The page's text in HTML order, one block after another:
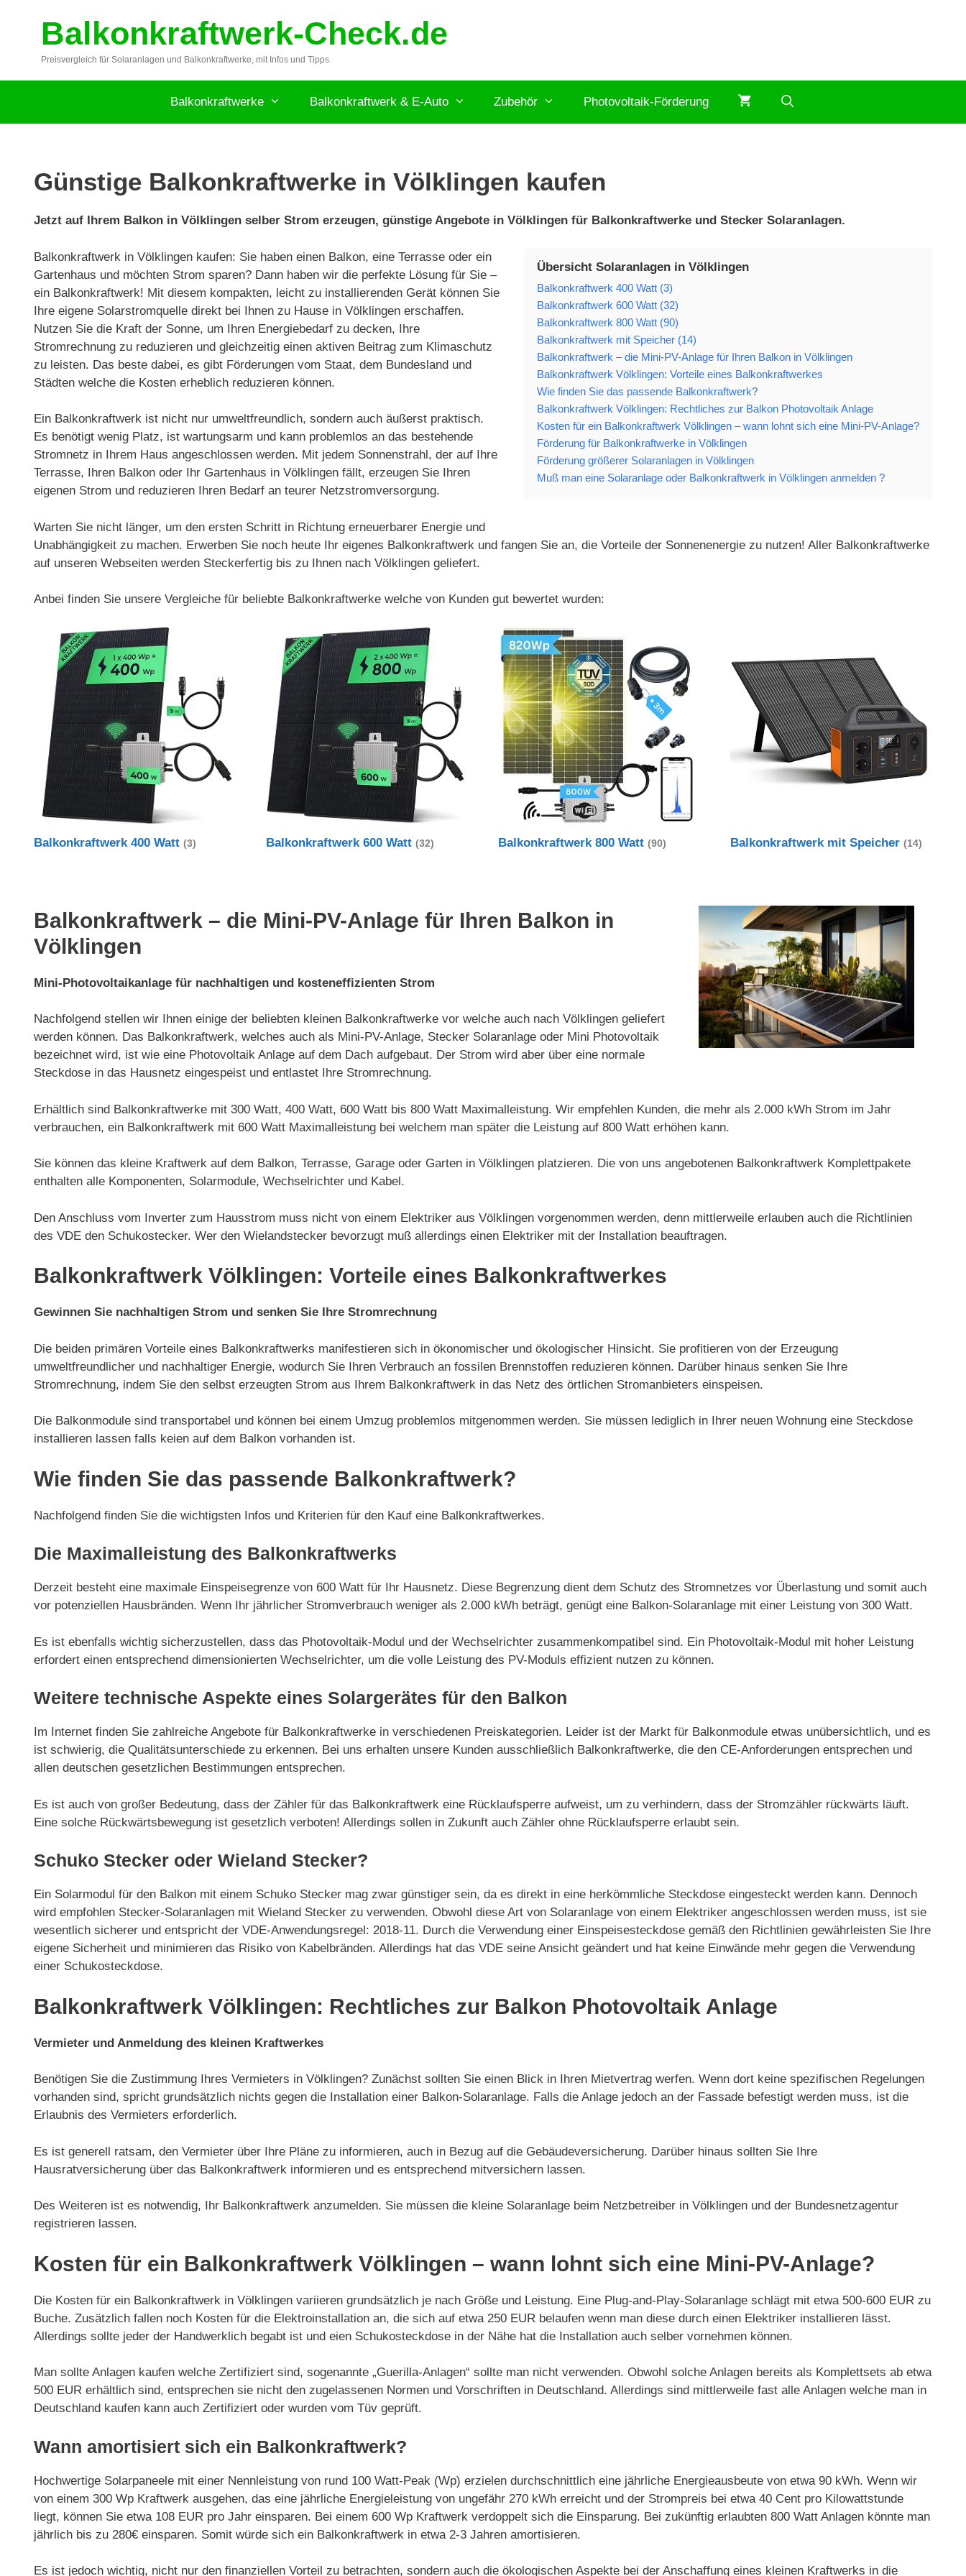
springenBalkonkraftwerk-Check.de
Preisvergleich für Solaranlagen und Balkonkraftwerke, mit Infos und Tipps
Balkonkraftwerke Balkonkraftwerk & E-Auto Zubehör Photovoltaik-Förderung
Günstige Balkonkraftwerke in Völklingen kaufen
Jetzt auf Ihrem Balkon in Völklingen selber Strom erzeugen, günstige Angebote in Völklingen für Balkonkraftwerke und Stecker Solaranlagen.
Übersicht Solaranlagen in Völklingen
Balkonkraftwerk 400 Watt (3)
Balkonkraftwerk 600 Watt (32)
Balkonkraftwerk 800 Watt (90)
Balkonkraftwerk mit Speicher (14)
Balkonkraftwerk – die Mini-PV-Anlage für Ihren Balkon in Völklingen
Balkonkraftwerk Völklingen: Vorteile eines Balkonkraftwerkes
Wie finden Sie das passende Balkonkraftwerk?
Balkonkraftwerk Völklingen: Rechtliches zur Balkon Photovoltaik Anlage
Kosten für ein Balkonkraftwerk Völklingen – wann lohnt sich eine Mini-PV-Anlage?
Förderung für Balkonkraftwerke in Völklingen
Förderung größerer Solaranlagen in Völklingen
Muß man eine Solaranlage oder Balkonkraftwerk in Völklingen anmelden ?
Balkonkraftwerk in Völklingen kaufen: Sie haben einen Balkon, eine Terrasse oder ein
Gartenhaus und möchten Strom sparen? Dann haben wir die perfekte Lösung für Sie –
ein Balkonkraftwerk! Mit diesem kompakten, leicht zu installierenden Gerät können Sie
Ihre eigene Solarstromquelle direkt bei Ihnen zu Hause in Völklingen erschaffen.
Nutzen Sie die Kraft der Sonne, um Ihren Energiebedarf zu decken, Ihre
Stromrechnung zu reduzieren und gleichzeitig einen aktiven Beitrag zum Klimaschutz
zu leisten. Das beste dabei, es gibt Förderungen vom Staat, dem Bundesland und
Städten welche die Kosten erheblich reduzieren können.
Ein Balkonkraftwerk ist nicht nur umweltfreundlich, sondern auch äußerst praktisch.
Es benötigt wenig Platz, ist wartungsarm und kann problemlos an das bestehende
Stromnetz in Ihrem Haus angeschlossen werden. Mit jedem Sonnenstrahl, der auf Ihre
Terrasse, Ihren Balkon oder Ihr Gartenhaus in Völklingen fällt, erzeugen Sie Ihren
eigenen Strom und reduzieren Ihren Bedarf an teurer Netzstromversorgung.
Warten Sie nicht länger, um den ersten Schritt in Richtung erneuerbarer Energie und
Unabhängigkeit zu machen. Erwerben Sie noch heute Ihr eigenes Balkonkraftwerk und fangen Sie an, die Vorteile der Sonnenenergie zu nutzen! Aller Balkonkraftwerke
auf unseren Webseiten werden Steckerfertig bis zu Ihnen nach Völklingen geliefert.
Anbei finden Sie unsere Vergleiche für beliebte Balkonkraftwerke welche von Kunden gut bewertet wurden:
Balkonkraftwerk 400 Watt (3) Balkonkraftwerk 600 Watt(32) Balkonkraftwerk 800 Watt(90) Balkonkraftwerk mit Speicher(14)
Balkonkraftwerk – die Mini-PV-Anlage für Ihren Balkon in
Völklingen
Mini-Photovoltaikanlage für nachhaltigen und kosteneffizienten Strom
Nachfolgend stellen wir Ihnen einige der beliebten kleinen Balkonkraftwerke vor welche auch nach Völklingen geliefert
werden können. Das Balkonkraftwerk, welches auch als Mini-PV-Anlage, Stecker Solaranlage oder Mini Photovoltaik
bezeichnet wird, ist wie eine Photovoltaik Anlage auf dem Dach aufgebaut. Der Strom wird aber über eine normale
Steckdose in das Hausnetz eingespeist und entlastet Ihre Stromrechnung.
Erhältlich sind Balkonkraftwerke mit 300 Watt, 400 Watt, 600 Watt bis 800 Watt Maximalleistung. Wir empfehlen Kunden, die mehr als 2.000 kWh Strom im Jahr
verbrauchen, ein Balkonkraftwerk mit 600 Watt Maximalleistung bei welchem man später die Leistung auf 800 Watt erhöhen kann.
Sie können das kleine Kraftwerk auf dem Balkon, Terrasse, Garage oder Garten in Völklingen platzieren. Die von uns angebotenen Balkonkraftwerk Komplettpakete
enthalten alle Komponenten, Solarmodule, Wechselrichter und Kabel.
Den Anschluss vom Inverter zum Hausstrom muss nicht von einem Elektriker aus Völklingen vorgenommen werden, denn mittlerweile erlauben auch die Richtlinien
des VDE den Schukostecker. Wer den Wielandstecker bevorzugt muß allerdings einen Elektriker mit der Installation beauftragen.
Balkonkraftwerk Völklingen: Vorteile eines Balkonkraftwerkes
Gewinnen Sie nachhaltigen Strom und senken Sie Ihre Stromrechnung
Die beiden primären Vorteile eines Balkonkraftwerks manifestieren sich in ökonomischer und ökologischer Hinsicht. Sie profitieren von der Erzeugung
umweltfreundlicher und nachhaltiger Energie, wodurch Sie Ihren Verbrauch an fossilen Brennstoffen reduzieren können. Darüber hinaus senken Sie Ihre
Stromrechnung, indem Sie den selbst erzeugten Strom aus Ihrem Balkonkraftwerk in das Netz des örtlichen Stromanbieters einspeisen.
Die Balkonmodule sind transportabel und können bei einem Umzug problemlos mitgenommen werden. Sie müssen lediglich in Ihrer neuen Wohnung eine Steckdose
installieren lassen falls keien auf dem Balkon vorhanden ist.
Wie finden Sie das passende Balkonkraftwerk?
Nachfolgend finden Sie die wichtigsten Infos und Kriterien für den Kauf eine Balkonkraftwerkes.
Die Maximalleistung des Balkonkraftwerks
Derzeit besteht eine maximale Einspeisegrenze von 600 Watt für Ihr Hausnetz. Diese Begrenzung dient dem Schutz des Stromnetzes vor Überlastung und somit auch
vor potenziellen Hausbränden. Wenn Ihr jährlicher Stromverbrauch weniger als 2.000 kWh beträgt, genügt eine Balkon-Solaranlage mit einer Leistung von 300 Watt.
Es ist ebenfalls wichtig sicherzustellen, dass das Photovoltaik-Modul und der Wechselrichter zusammenkompatibel sind. Ein Photovoltaik-Modul mit hoher Leistung
erfordert einen entsprechend dimensionierten Wechselrichter, um die volle Leistung des PV-Moduls effizient nutzen zu können.
Weitere technische Aspekte eines Solargerätes für den Balkon
Im Internet finden Sie zahlreiche Angebote für Balkonkraftwerke in verschiedenen Preiskategorien. Leider ist der Markt für Balkonmodule etwas unübersichtlich, und es
ist schwierig, die Qualitätsunterschiede zu erkennen. Bei uns erhalten unsere Kunden ausschließlich Balkonkraftwerke, die den CE-Anforderungen entsprechen und
allen deutschen gesetzlichen Bestimmungen entsprechen.
Es ist auch von großer Bedeutung, dass der Zähler für das Balkonkraftwerk eine Rücklaufsperre aufweist, um zu verhindern, dass der Stromzähler rückwärts läuft.
Eine solche Rückwärtsbewegung ist gesetzlich verboten! Allerdings sollen in Zukunft auch Zähler ohne Rücklaufsperre erlaubt sein.
Schuko Stecker oder Wieland Stecker?
Ein Solarmodul für den Balkon mit einem Schuko Stecker mag zwar günstiger sein, da es direkt in eine herkömmliche Steckdose eingesteckt werden kann. Dennoch
wird empfohlen Stecker-Solaranlagen mit Wieland Stecker zu verwenden. Obwohl diese Art von Solaranlage von einem Elektriker angeschlossen werden muss, ist sie
wesentlich sicherer und entspricht der VDE-Anwendungsregel: 2018-11. Durch die Verwendung einer Einspeisesteckdose gemäß den Richtlinien gewährleisten Sie Ihre
eigene Sicherheit und minimieren das Risiko von Kabelbränden. Allerdings hat das VDE seine Ansicht geändert und hat keine Einwände mehr gegen die Verwendung
einer Schukosteckdose.
Balkonkraftwerk Völklingen: Rechtliches zur Balkon Photovoltaik Anlage
Vermieter und Anmeldung des kleinen Kraftwerkes
Benötigen Sie die Zustimmung Ihres Vermieters in Völklingen? Zunächst sollten Sie einen Blick in Ihren Mietvertrag werfen. Wenn dort keine spezifischen Regelungen
vorhanden sind, spricht grundsätzlich nichts gegen die Installation einer Balkon-Solaranlage. Falls die Anlage jedoch an der Fassade befestigt werden muss, ist die
Erlaubnis des Vermieters erforderlich.
Es ist generell ratsam, den Vermieter über Ihre Pläne zu informieren, auch in Bezug auf die Gebäudeversicherung. Darüber hinaus sollten Sie Ihre
Hausratversicherung über das Balkonkraftwerk informieren und es entsprechend mitversichern lassen.
Des Weiteren ist es notwendig, Ihr Balkonkraftwerk anzumelden. Sie müssen die kleine Solaranlage beim Netzbetreiber in Völklingen und der Bundesnetzagentur
registrieren lassen.
Kosten für ein Balkonkraftwerk Völklingen – wann lohnt sich eine Mini-PV-Anlage?
Die Kosten für ein Balkonkraftwerk in Völklingen variieren grundsätzlich je nach Größe und Leistung. Eine Plug-and-Play-Solaranlage schlägt mit etwa 500-600 EUR zu
Buche. Zusätzlich fallen noch Kosten für die Elektroinstallation an, die sich auf etwa 250 EUR belaufen wenn man diese durch einen Elektriker installieren lässt.
Allerdings sollte jeder der Handwerklich begabt ist und eien Schukosteckdose in der Nähe hat die Installation auch selber vornehmen können.
Man sollte Anlagen kaufen welche Zertifiziert sind, sogenannte „Guerilla-Anlagen“ sollte man nicht verwenden. Obwohl solche Anlagen bereits als Komplettsets ab etwa
500 EUR erhältlich sind, entsprechen sie nicht den zugelassenen Normen und Vorschriften in Deutschland. Allerdings sind mittlerweile fast alle Anlagen welche man in
Deutschland kaufen kann auch Zertifiziert oder wurden vom Tüv geprüft.
Wann amortisiert sich ein Balkonkraftwerk?
Hochwertige Solarpaneele mit einer Nennleistung von rund 100 Watt-Peak (Wp) erzielen durchschnittlich eine jährliche Energieausbeute von etwa 90 kWh. Wenn wir
von einem 300 Wp Kraftwerk ausgehen, das eine jährliche Energieleistung von ungefähr 270 kWh erreicht und der Strompreis bei etwa 40 Cent pro Kilowattstunde
liegt, können Sie etwa 108 EUR pro Jahr einsparen. Bei einem 600 Wp Kraftwerk verdoppelt sich die Einsparung. Bei zukünftig erlaubten 800 Watt Anlagen könnte man
jährlich bis zu 280€ einsparen. Somit würde sich ein Balkonkraftwerk in etwa 2-3 Jahren amortisieren.
Es ist jedoch wichtig, nicht nur den finanziellen Vorteil zu betrachten, sondern auch die ökologischen Aspekte bei der Anschaffung eines kleinen Kraftwerks in die